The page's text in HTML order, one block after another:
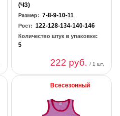
(ЧЗ)
Размер: 7-8-9-10-11
Рост: 122-128-134-140-146
Количество штук в упаковке:
5
222 руб./ 1 шт.
Всесезонный